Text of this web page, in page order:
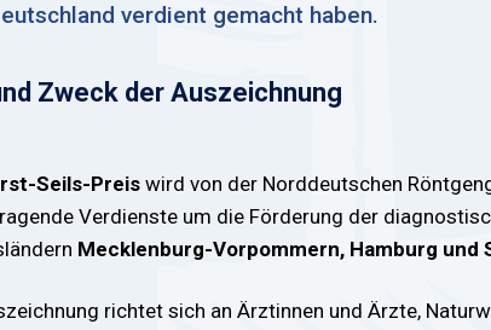
verdient gemacht haben.
Zweck der Auszeichnung
Seils-Preis wird von der Norddeutschen
Verdienste um die Förderung der
Mecklenburg-Vorpommern, Hamburg und
richtet sich an Ärztinnen und Ärzte,